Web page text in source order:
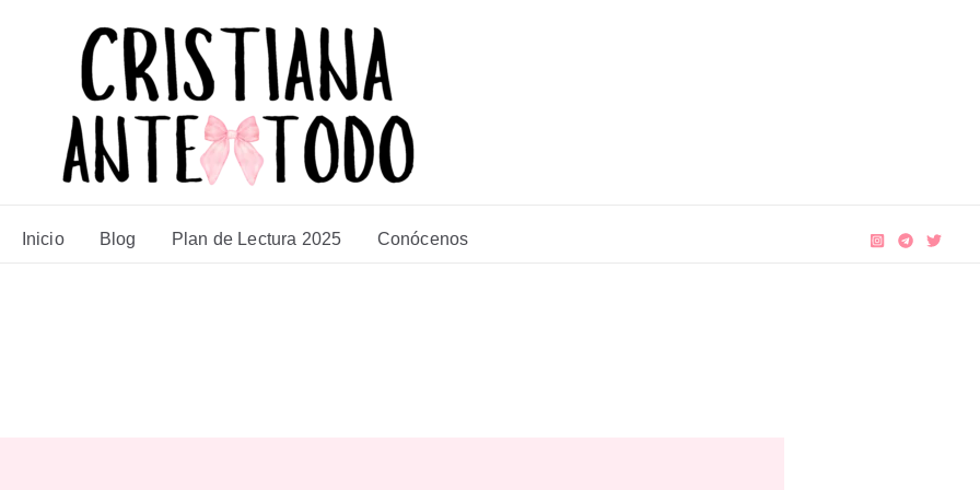
Inicio Blog Plan de Lectura 2025 Conócenos